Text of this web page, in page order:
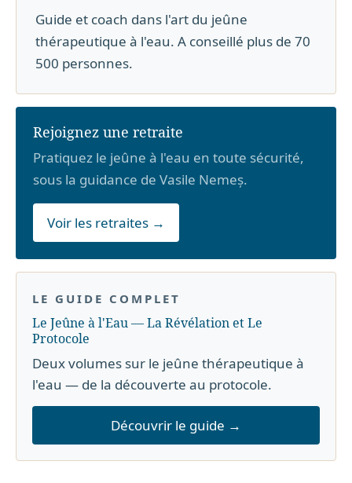
Guide et coach dans l'art du jeûne
thérapeutique à l'eau. A conseillé plus de 70
500 personnes.
Rejoignez une retraite
Pratiquez le jeûne à l'eau en toute sécurité,
sous la guidance de Vasile Nemeș.
Voir les retraites →
LE GUIDE COMPLET
Le Jeûne à l'Eau — La Révélation et Le
Protocole
Deux volumes sur le jeûne thérapeutique à
l'eau — de la découverte au protocole.
Découvrir le guide →